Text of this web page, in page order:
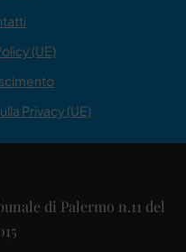
(UE)
Privacy (UE)
di Palermo n.11 del